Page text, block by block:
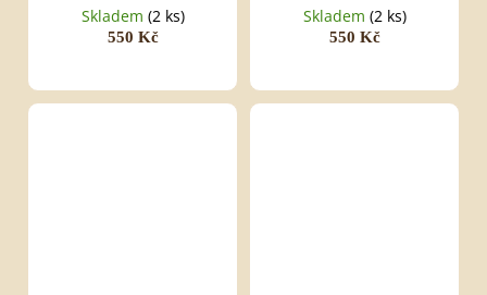
Skladem (2 ks)
550 Kč
Skladem (2 ks)
550 Kč